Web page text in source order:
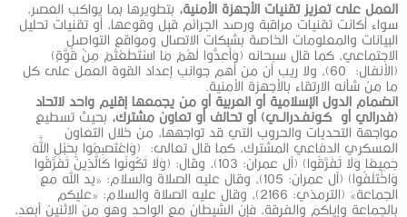
العمل على تعزيز تقنيات الأجهزة الأمنية، بتطويرها بما يواكب العصر،
سواء أكانت تقنيات مراقبة ورصد الجرائم قبل وقوعها، أو تقنيات تحليل
البيانات والمعلومات الخاصة بشبكات الاتصال ومواقع التواصل
الاجتماعي، كما قال سبحانه (وَأَعِدُّوا لَهُمْ مَا اسْتَطَعْتُمْ مِنْ قُوَّةٍ)
(الأنفال: 60)، ولا ريب أن من أهم جوانب إعداد القوة العمل على كل
ما من شأنه الارتقاء بالأجهزة الأمنية.
انضمام الدول الإسلامية أو العربية أو من يجمعها إقليم واحد لاتحاد
(فدرالي أو كـونفـدرالــي) أو تحالف أو تعاون مشترك، بحيث تسطيع
مواجهة التحديات والحروب التي قد تواجهها، من خلال التعاون
العسكري الدفاعي المشترك، كما قال تعالى: (وَاعْتَصِمُوا بِحَبْلِ اللَّهِ
جَمِيعًا وَلَا تَفَرَّقُوا) (آل عمران: 103)، وقال: (وَلَا تَكُونُوا كَالَّذِينَ تَفَرَّقُوا
وَاخْتَلَفُوا) (آل عمران: 105)، وقال عليه الصلاة والسلام: «يد الله مع
الجماعة» (الترمذي: 2166)، وقال عليه الصلاة والسلام: «عليكم
بالجماعة وإياكم والفرقة، فإن الشيطان مع الواحد وهو من الاثنين أبعد،